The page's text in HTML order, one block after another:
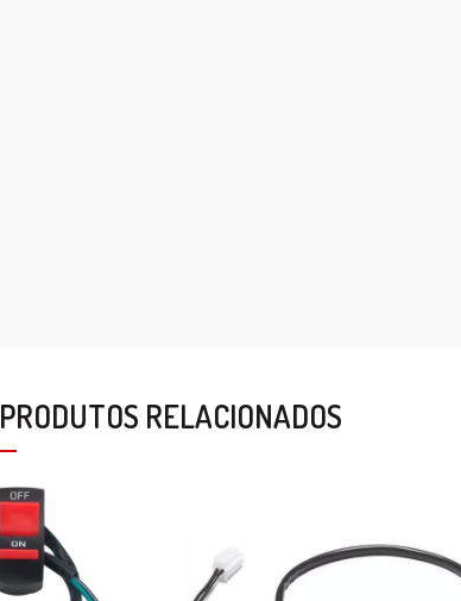
PRODUTOS RELACIONADOS